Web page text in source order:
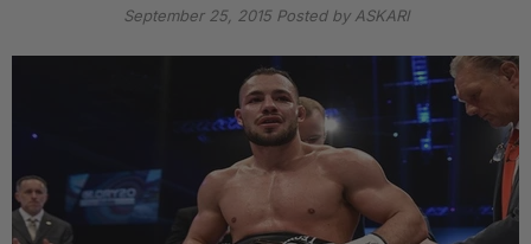
September 25, 2015Posted by ASKARI